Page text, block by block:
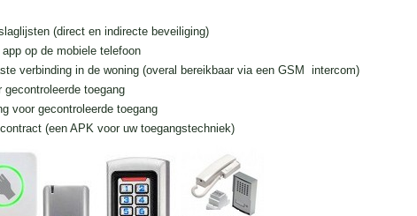
(direct en indirecte beveiliging)
op de mobiele telefoon
verbinding in de woning (overal bereikbaar via een GSM intercom)
toegang
voor gecontroleerde toegang
(een APK voor uw toegangstechniek)